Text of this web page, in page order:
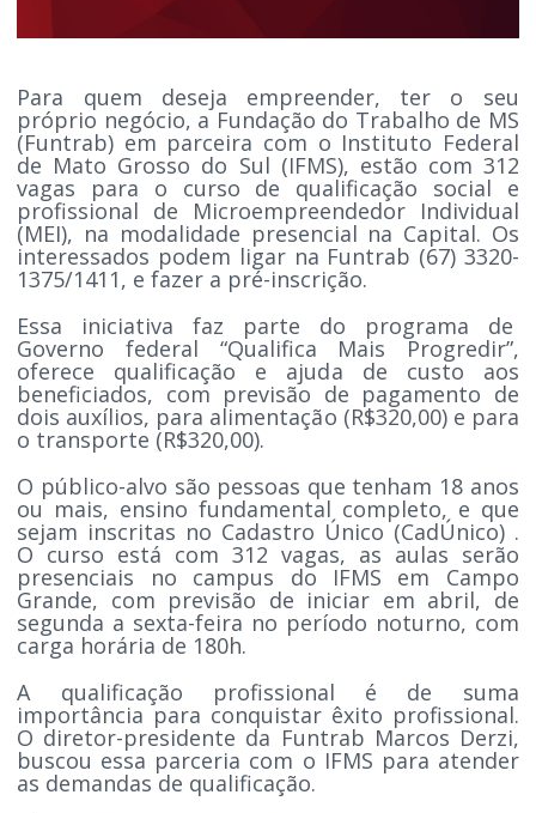
Para quem deseja empreender, ter o seu
próprio negócio, a Fundação do Trabalho de MS
(Funtrab) em parceira com o Instituto Federal
de Mato Grosso do Sul (IFMS), estão com 312
vagas para o curso de qualificação social e
profissional de Microempreendedor Individual
(MEI), na modalidade presencial na Capital. Os
interessados podem ligar na Funtrab (67) 3320-
1375/1411, e fazer a pré-inscrição.
Essa iniciativa faz parte do programa de
Governo federal “Qualifica Mais Progredir”,
oferece qualificação e ajuda de custo aos
beneficiados, com previsão de pagamento de
dois auxílios, para alimentação (R$320,00) e para
o transporte (R$320,00).
O público-alvo são pessoas que tenham 18 anos
ou mais, ensino fundamental completo, e que
sejam inscritas no Cadastro Único (CadÚnico) .
O curso está com 312 vagas, as aulas serão
presenciais no campus do IFMS em Campo
Grande, com previsão de iniciar em abril, de
segunda a sexta-feira no período noturno, com
carga horária de 180h.
A qualificação profissional é de suma
importância para conquistar êxito profissional.
O diretor-presidente da Funtrab Marcos Derzi,
buscou essa parceria com o IFMS para atender
as demandas de qualificação.